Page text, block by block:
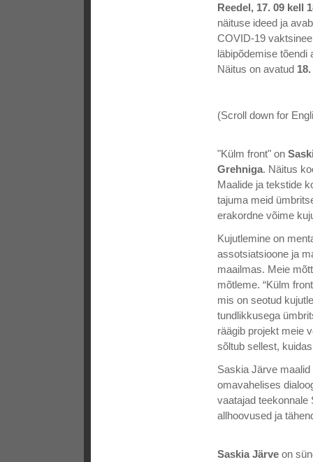
Reedel, 17. 09 kell
näituse ideed ja
COVID-19
läbipõdemise tõendi
Näitus on avatud
(Scroll down for
"Külm front" on
Grehniga. Näitus
Maalide ja tekstide
tajuma meid
erakordne võime
Kujutlemine on
assotsiatsioone ja
maailmas. Meie
mõtleme. “Külm
mis on seotud
tundlikkusega
räägib projekt meie
sõltub sellest,
Saskia Järve
omavahelises
vaatajad
allhoovused ja
Saskia Järve on